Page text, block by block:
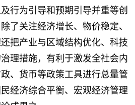
行为引导和预期引导并重等创
了关注经济增长、物价稳定、
把产业与区域结构优化、科技
理措施，有利于激发全社会内
、货币等政策工具进行总量管
经济综合平衡、宏观经济管理